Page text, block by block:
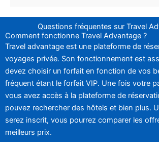
Questions fréquentes sur Travel
Comment fonctionne Travel Advantage ?
Travel advantage est une plateforme de
voyages privée. Son fonctionnement est
devez choisir un forfait en fonction de vos
fréquent étant le forfait VIP. Une fois votre
vous avez accès à la plateforme de
pouvez rechercher des hôtels et bien plus.
serez inscrit, vous pourrez comparer les
meilleurs prix.